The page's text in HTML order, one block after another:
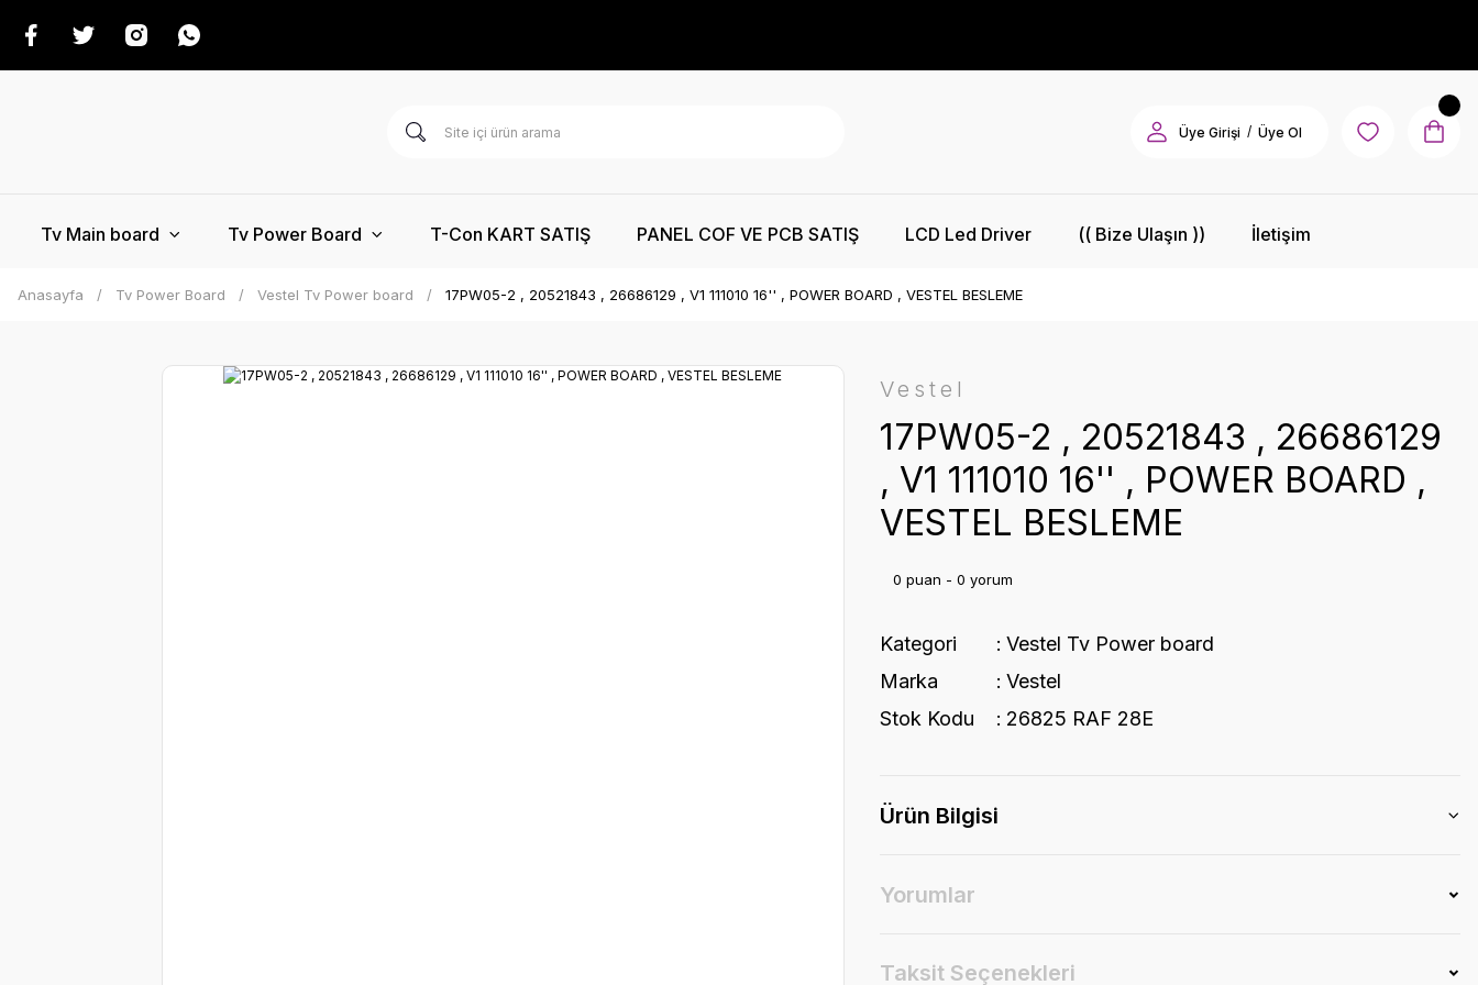
Üye Girişi / Üye Ol
Tv Main board Tv Power Board T-Con KART SATIŞ PANEL COF VE PCB SATIŞ LCD Led Driver (( Bize Ulaşın )) İletişim
Anasayfa Tv Power Board Vestel Tv Power board 17PW05-2 , 20521843 , 26686129 , V1 111010 16'' , POWER BOARD , VESTEL BESLEME
Vestel
17PW05-2 , 20521843 , 26686129
, V1 111010 16'' , POWER BOARD ,
VESTEL BESLEME
0 puan - 0 yorum
Kategori
Vestel Tv Power board
Marka
Vestel
Stok Kodu
26825 RAF 28E
Ürün Bilgisi
Yorumlar
Taksit Seçenekleri